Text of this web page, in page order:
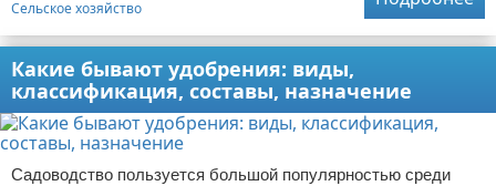
Сельское хозяйство
Какие бывают удобрения: виды,
классификация, составы, назначение
Садоводство пользуется большой популярностью среди